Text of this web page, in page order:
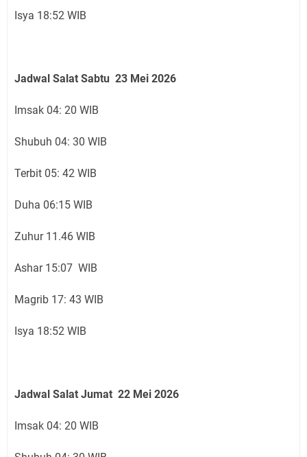
Isya 18:52 WIB
Jadwal Salat Sabtu 23 Mei 2026
Imsak 04: 20 WIB
Shubuh 04: 30 WIB
Terbit 05: 42 WIB
Duha 06:15 WIB
Zuhur 11.46 WIB
Ashar 15:07 WIB
Magrib 17: 43 WIB
Isya 18:52 WIB
Jadwal Salat Jumat 22 Mei 2026
Imsak 04: 20 WIB